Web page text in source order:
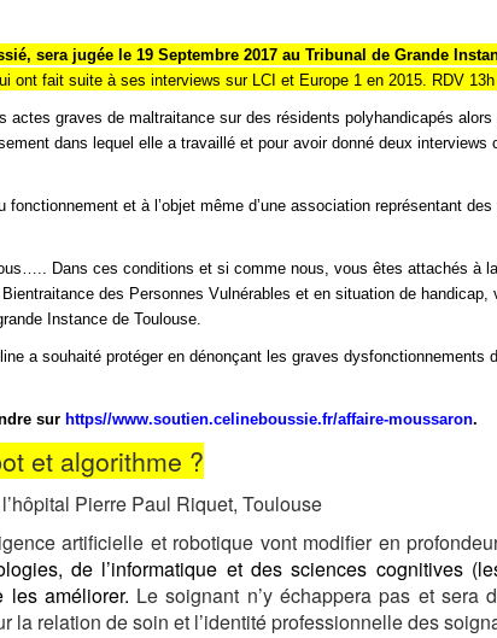
, sera jugée le 19 Septembre 2017 au Tribunal de Grande
ont fait suite à ses interviews sur LCI et Europe 1 en 2015. RDV
actes graves de maltraitance sur des résidents polyhandicapés
dans lequel elle a travaillé et pour avoir donné deux interviews
et à l’objet même d’une association représentant
Dans ces conditions et si comme nous, vous êtes attachés à
des Personnes Vulnérables et en situation de handicap,
Instance de Toulouse.
a souhaité protéger en dénonçant les graves dysfonctionnements
sur https//www.soutien.celineboussie.fr/affaire-moussaron.
et algorithme ?
Pierre Paul Riquet, Toulouse
artificielle et robotique vont modifier en
de l’informatique et des sciences cognitives
les améliorer. Le soignant n’y échappera pas et sera
la relation de soin et l’identité professionnelle des